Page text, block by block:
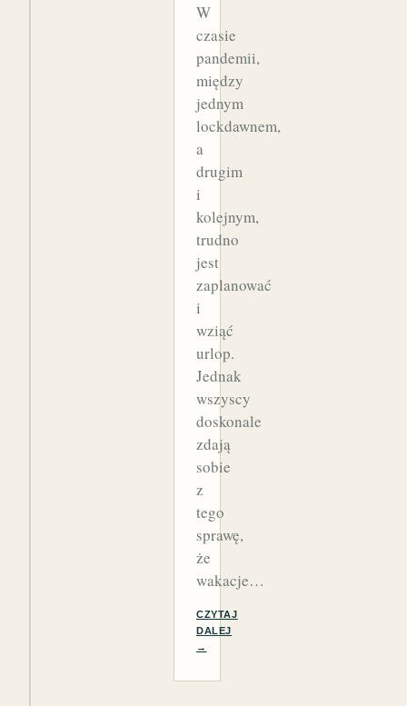
W
czasie
pandemii,
między
jednym
lockdawnem,
a
drugim
i
kolejnym,
trudno
jest
zaplanować
i
wziąć
urlop.
Jednak
wszyscy
doskonale
zdają
sobie
z
tego
sprawę,
że
wakacje…
CZYTAJ
DALEJ
→